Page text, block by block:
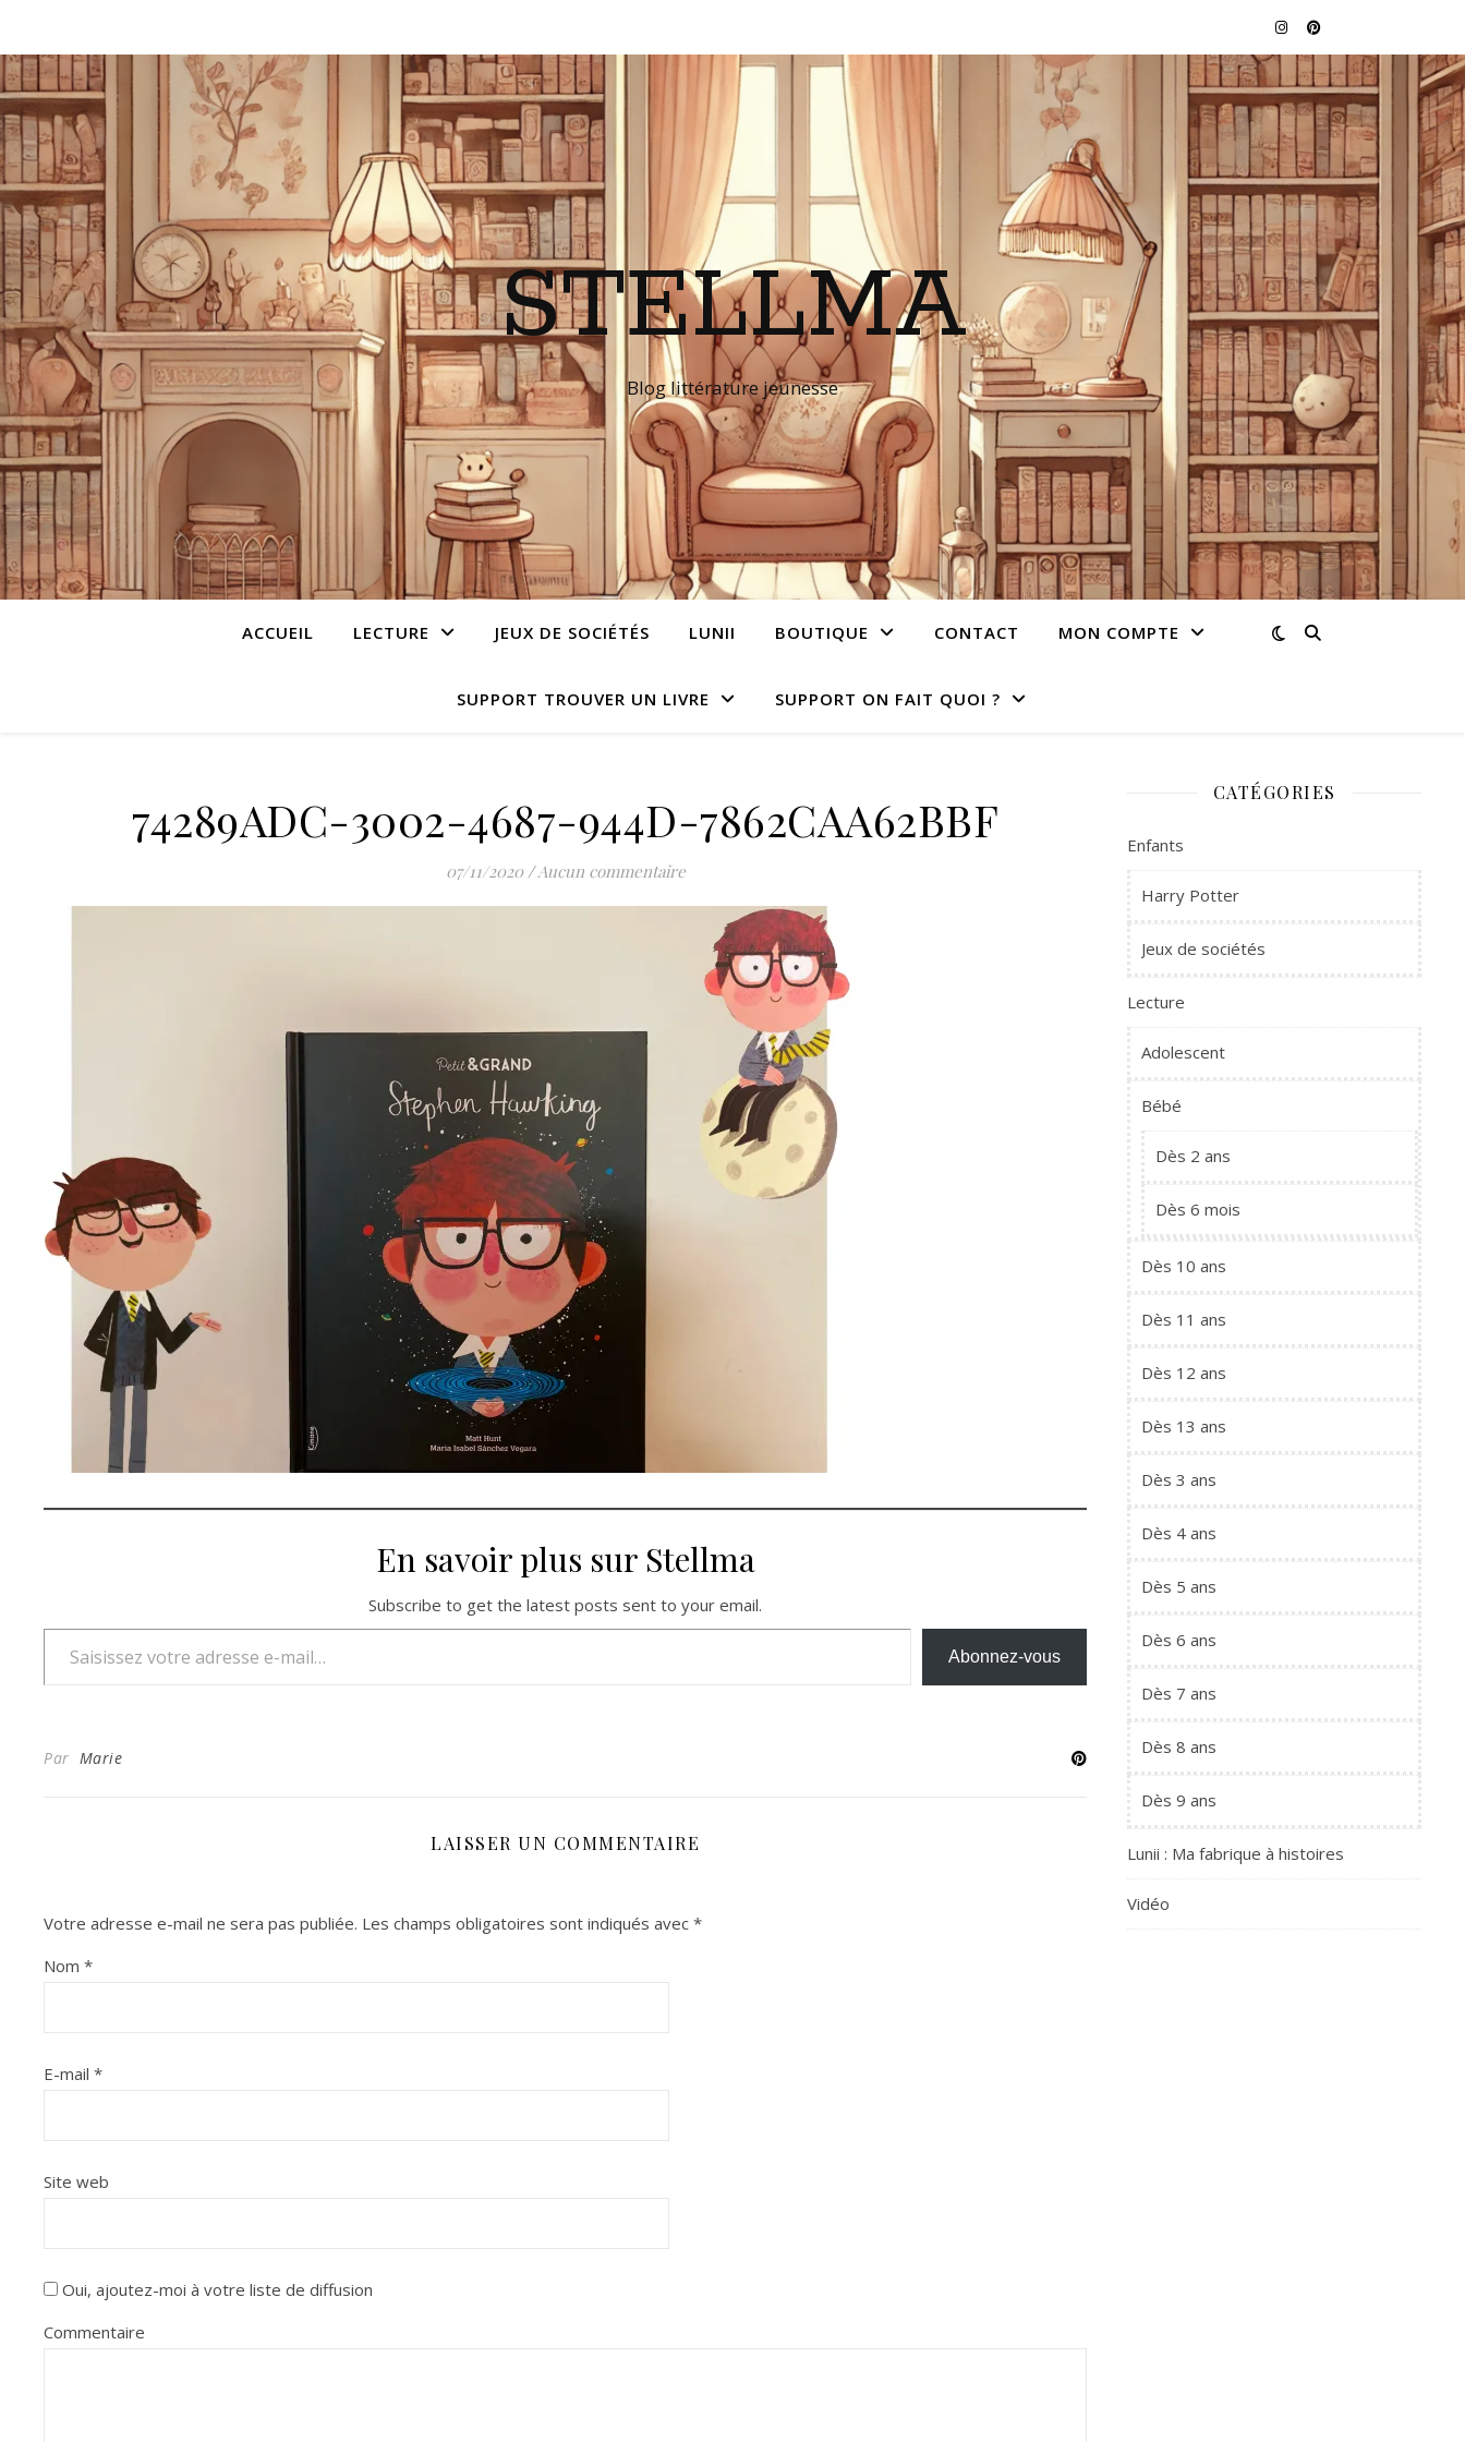
STELLMA
Blog littérature jeunesse
ACCUEIL LECTURE JEUX DE SOCIÉTÉS LUNII BOUTIQUE CONTACT MON COMPTE
SUPPORT TROUVER UN LIVRE SUPPORT ON FAIT QUOI ?
74289ADC-3002-4687-944D-7862CAA62BBF
07/11/2020 /Aucun commentaire
En savoir plus sur Stellma
Subscribe to get the latest posts sent to your email.
Saisissez votre adresse e-mail…
Abonnez-vous
Par Marie
LAISSER UN COMMENTAIRE
Votre adresse e-mail ne sera pas publiée. Les champs obligatoires sont indiqués avec *
Nom *
E-mail *
Site web
Oui, ajoutez-moi à votre liste de diffusion
Commentaire
CATÉGORIES
Enfants
Harry Potter
Jeux de sociétés
Lecture
Adolescent
Bébé
Dès 2 ans
Dès 6 mois
Dès 10 ans
Dès 11 ans
Dès 12 ans
Dès 13 ans
Dès 3 ans
Dès 4 ans
Dès 5 ans
Dès 6 ans
Dès 7 ans
Dès 8 ans
Dès 9 ans
Lunii : Ma fabrique à histoires
Vidéo